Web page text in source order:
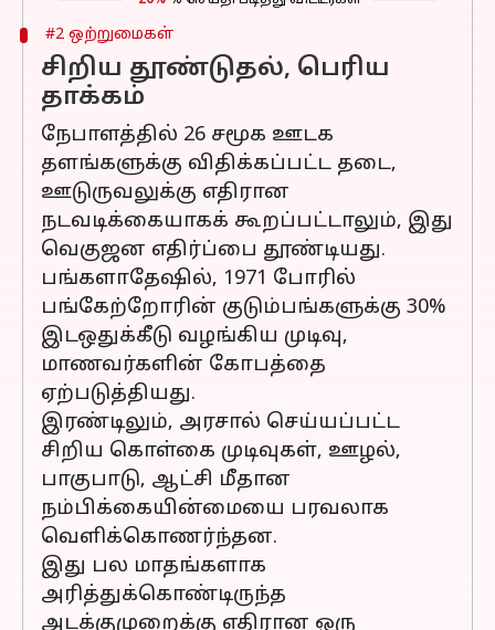
#2 ஒற்றுமைகள்
சிறிய தூண்டுதல், பெரிய
தாக்கம்
நேபாளத்தில் 26 சமூக ஊடக
தளங்களுக்கு விதிக்கப்பட்ட தடை,
ஊடுருவலுக்கு எதிரான
நடவடிக்கையாகக் கூறப்பட்டாலும், இது
வெகுஜன எதிர்ப்பை தூண்டியது.
பங்களாதேஷில், 1971 போரில்
பங்கேற்றோரின் குடும்பங்களுக்கு 30%
இடஒதுக்கீடு வழங்கிய முடிவு,
மாணவர்களின் கோபத்தை
ஏற்படுத்தியது.
இரண்டிலும், அரசால் செய்யப்பட்ட
சிறிய கொள்கை முடிவுகள், ஊழல்,
பாகுபாடு, ஆட்சி மீதான
நம்பிக்கையின்மையை பரவலாக
வெளிக்கொணர்ந்தன.
இது பல மாதங்களாக
அரித்துக்கொண்டிருந்த
அடக்குமுறைக்கு எதிரான ஒரு